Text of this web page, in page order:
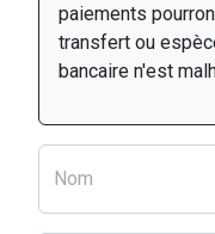
paiements
transfert ou
bancaire n'est
Nom